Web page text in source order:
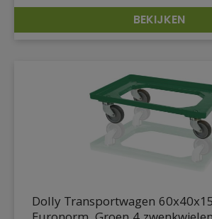
BEKIJKEN
Dolly Transportwagen